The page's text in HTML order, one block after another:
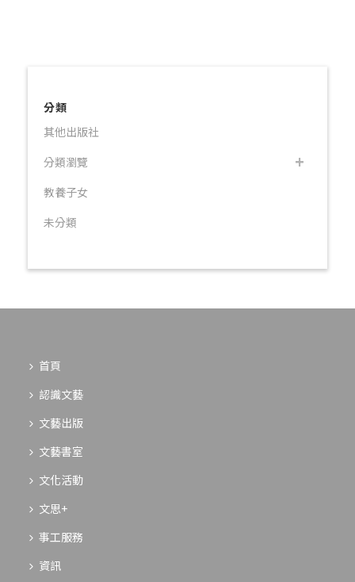
分類
其他出版社
分類瀏覽
教養子女
未分類
首頁
認識文藝
文藝出版
文藝書室
文化活動
文思+
事工服務
資訊